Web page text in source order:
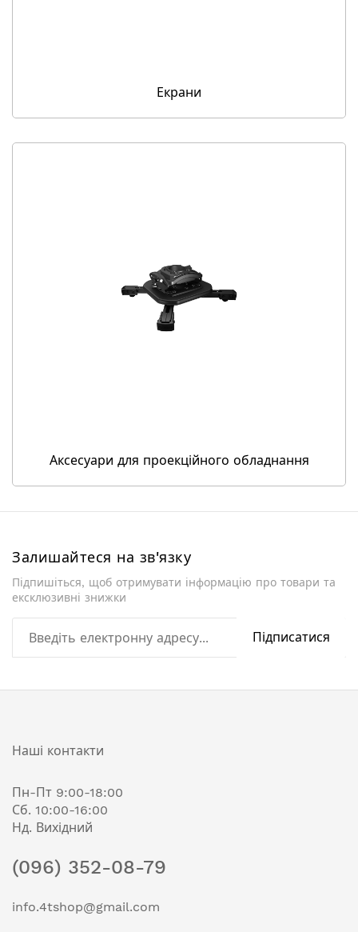
Екрани
Аксесуари для проекційного обладнання
Залишайтеся на зв'язку
Підпишіться, щоб отримувати інформацію про товари та
ексклюзивні знижки
Підписатися
Наші контакти
Пн-Пт 9:00-18:00
Сб. 10:00-16:00
Нд. Вихідний
(096) 352-08-79
info.4tshop@gmail.com